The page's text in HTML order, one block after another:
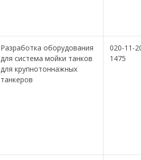
Разработка оборудования
для система мойки танков
для крупнотоннажных
танкеров
020-11-
1475